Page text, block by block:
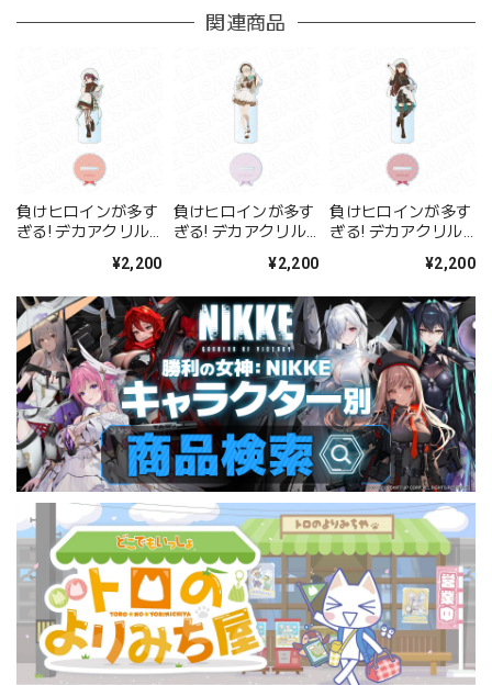
関連商品
負けヒロインが多す
ぎる! デカアクリル
バレンタイン ver.
¥2,200
負けヒロインが多す
ぎる! デカアクリル
バレンタイン ver.
¥2,200
負けヒロインが多す
ぎる! デカアクリル
り バレンタイン ver.
¥2,200